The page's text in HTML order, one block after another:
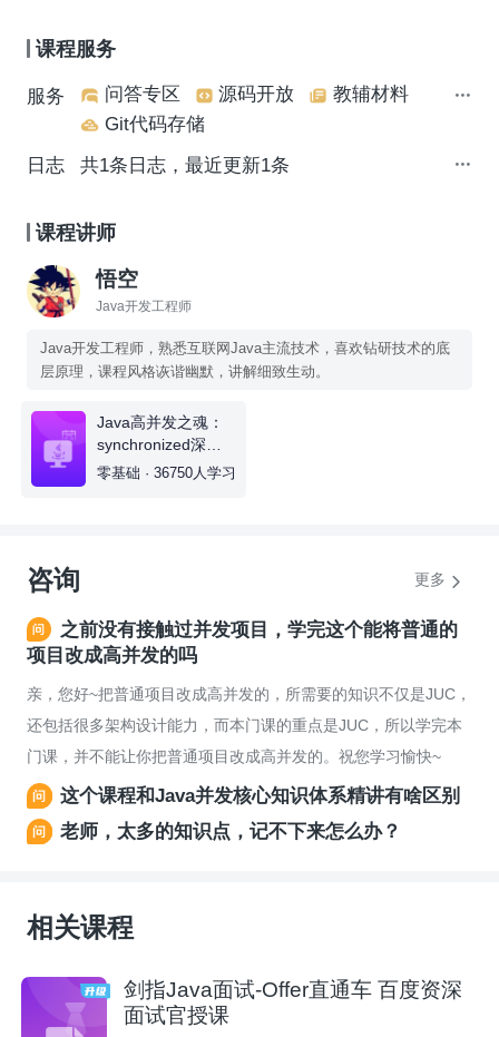
课程服务
服务 问答专区 源码开放
教辅材料
Git代码存储
日志
共1条日志，最近更新1条
课程讲师
悟空
Java开发工程师
Java开发工程师，熟悉互联网Java主流技术，喜欢钻研技术的底
层原理，课程风格诙谐幽默，讲解细致生动。
Java高并发之魂：
synchronized深度
解析
零基础 · 36750人学习
咨询 更多
之前没有接触过并发项目，学完这个能将普通的
项目改成高并发的吗
亲，您好~把普通项目改成高并发的，所需要的知识不仅是JUC，
还包括很多架构设计能力，而本门课的重点是JUC，所以学完本
门课，并不能让你把普通项目改成高并发的。祝您学习愉快~
这个课程和Java并发核心知识体系精讲有啥区别
老师，太多的知识点，记不下来怎么办？
相关课程
剑指Java面试-Offer直通车 百度资深
面试官授课